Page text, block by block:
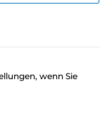
wenn Sie